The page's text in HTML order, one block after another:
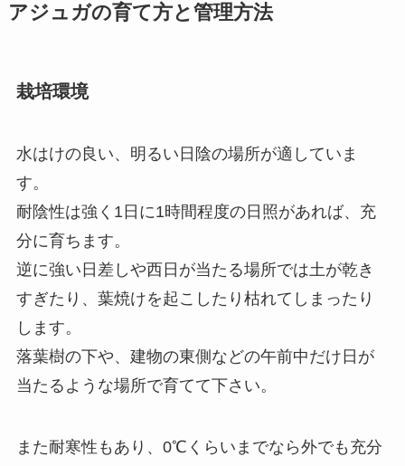
アジュガの育て方と管理方法
栽培環境
水はけの良い、明るい日陰の場所が適していま
す。
耐陰性は強く1日に1時間程度の日照があれば、充
分に育ちます。
逆に強い日差しや西日が当たる場所では土が乾き
すぎたり、葉焼けを起こしたり枯れてしまったり
します。
落葉樹の下や、建物の東側などの午前中だけ日が
当たるような場所で育てて下さい。
また耐寒性もあり、0℃くらいまでなら外でも充分